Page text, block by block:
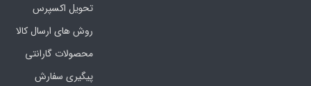
تحویل اکسپرس
روش های ارسال کالا
محصولات گارانتی
پیگیری سفارش